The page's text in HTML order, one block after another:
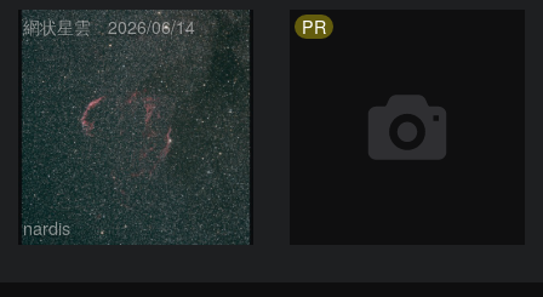
網状星雲 2026/06/14
nardis
PR